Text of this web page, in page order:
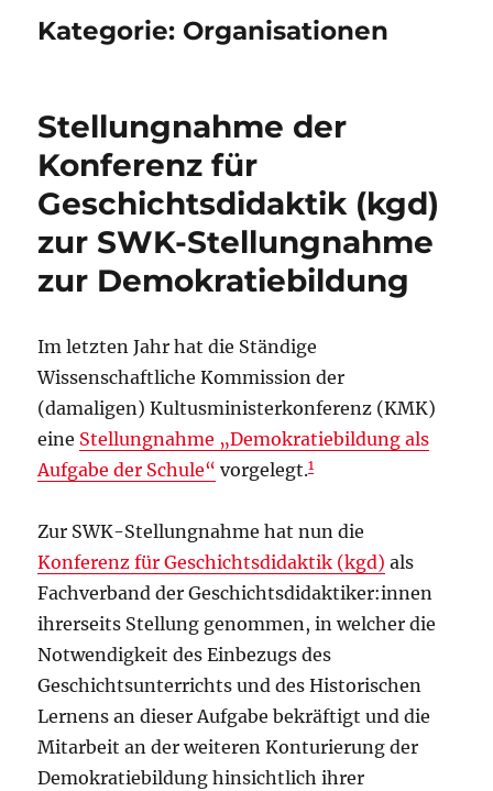
Kategorie: Organisationen
Stellungnahme der
Konferenz für
Geschichtsdidaktik (kgd)
zur SWK-Stellungnahme
zur Demokratiebildung
Im letzten Jahr hat die Ständige
Wissenschaftliche Kommission der
(damaligen) Kultusministerkonferenz (KMK)
eine Stellungnahme „Demokratiebildung als
Aufgabe der Schule“ vorgelegt.1
Zur SWK-Stellungnahme hat nun die
Konferenz für Geschichtsdidaktik (kgd) als
Fachverband der Geschichtsdidaktiker:innen
ihrerseits Stellung genommen, in welcher die
Notwendigkeit des Einbezugs des
Geschichtsunterrichts und des Historischen
Lernens an dieser Aufgabe bekräftigt und die
Mitarbeit an der weiteren Konturierung der
Demokratiebildung hinsichtlich ihrer